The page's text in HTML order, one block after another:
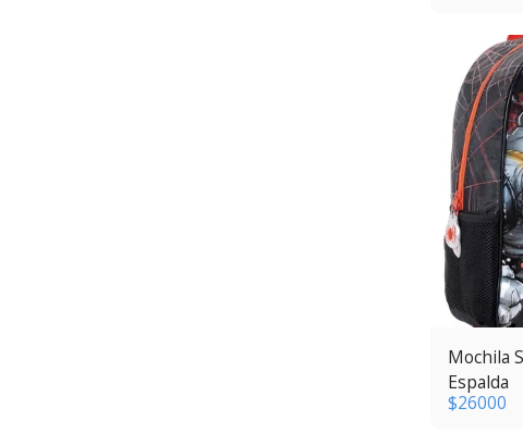
Mochila
Espalda
$26000